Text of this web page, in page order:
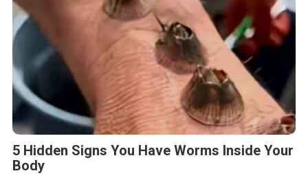
5 Hidden Signs You Have Worms Inside Your
Body